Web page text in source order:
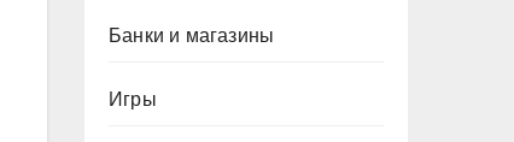
Банки и магазины
Игры